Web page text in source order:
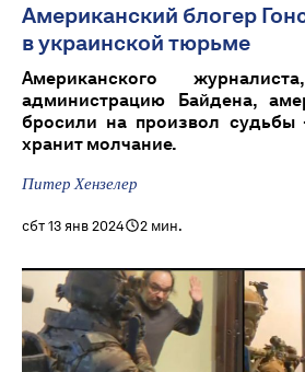
Американский блогер
в украинской тюрьме
Американского
администрацию Байдена,
бросили на произвол судьбы
хранит молчание.
Питер Хензелер
сбт 13 янв 2024 2 мин.